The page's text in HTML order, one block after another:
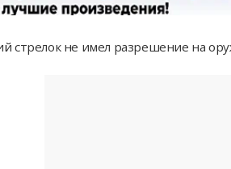
стрелок не имел разрешение на